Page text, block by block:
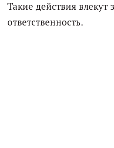
Такие действия влекут
ответственность.